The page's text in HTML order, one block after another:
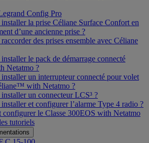
Config Pro
la prise Céliane Surface Confort en
d’une ancienne prise ?
des prises ensemble avec Céliane
le pack de démarrage connecté
Netatmo ?
un interrupteur connecté pour volet
with Netatmo ?
un connecteur LCS³ ?
et configurer l’alarme Type 4 radio ?
configurer le Classe 300EOS with Netatmo
tutoriels